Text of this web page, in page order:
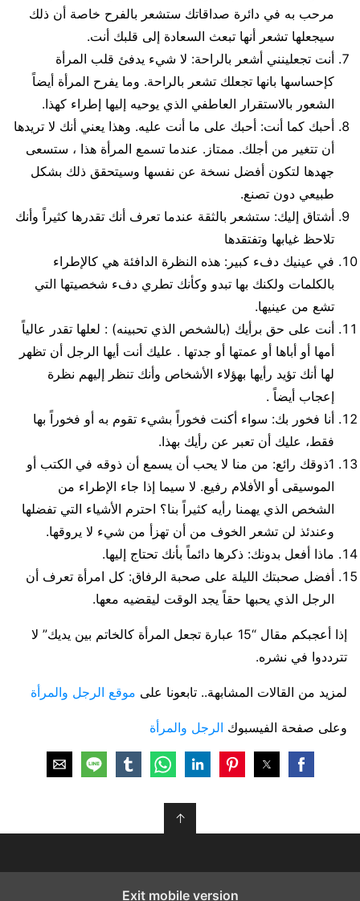
مرحب به في دائرة صداقاتك ستشعر بالفرح خاصة أن ذلك
سيجعلها تشعر أنها تبعث السعادة إلى قلبك أنت.
أنت تجعلينني أشعر بالراحة: لا شيء يدفئ قلب المرأة
كإحساسها بانها تجعلك تشعر بالراحة. وما يفرح المرأة أيضاً
الشعور بالاستقرار العاطفي الذي يوحيه إليها إطراء كهذا.
أحبك كما أنت: أحبك على ما أنت عليه. وهذا يعني أنك لا تريدها
أن تتغير من أجلك. ممتاز. عندما تسمع المرأة هذا ، ستسعى
جهدها لتكون أفضل نسخة عن نفسها وسيتحقق ذلك بشكل
طبيعي دون تصنع.
أشتاق إليك: ستشعر بالثقة عندما تعرف أنك تقدرها كثيراً وأنك
تلاحظ غيابها وتفتقدها
في عينيك دفء كبير: هذه النظرة الدافئة هي كالإطراء
بالكلمات ولكنك بها تبدو وكأنك تطري دفء شخصيتها التي
تشع من عينيها.
أنت على حق برأيك (بالشخص الذي تحبينه) : لعلها تقدر عالياً
أمها أو أباها أو عمتها أو جدتها . عليك أنت أيها الرجل أن تظهر
لها أنك تؤيد رأيها بهؤلاء الأشخاص وأنك تنظر إليهم نظرة
إعجاب أيضاً .
أنا فخور بك: سواء أكنت فخوراً بشيء تقوم به أو فخوراً بها
فقط، عليك أن تعبر عن رأيك بهذا.
1ذوقك رائع: من منا لا يحب أن يسمع أن ذوقه في الكتب أو
الموسيقى أو الأفلام رفيع. لا سيما إذا جاء الإطراء من
الشخص الذي يهمنا رأيه كثيراً بنا؟ احترم الأشياء التي تفضلها
وعندئذ لن تشعر الخوف من أن تهزأ من شيء لا يروقها.
ماذا أفعل بدونك: ذكرها دائماً بأنك تحتاج إليها.
أفضل صحبتك الليلة على صحبة الرفاق: كل امرأة تعرف أن
الرجل الذي يحبها حقاً يجد الوقت ليقضيه معها.
إذا أعجبكم مقال “15 عبارة تجعل المرأة كالخاتم بين يديك” لا
تترددوا في نشره.
لمزيد من القالات المشابهة.. تابعونا على موقع الرجل والمرأة
وعلى صفحة الفيسبوك الرجل والمرأة
↑
Exit mobile version